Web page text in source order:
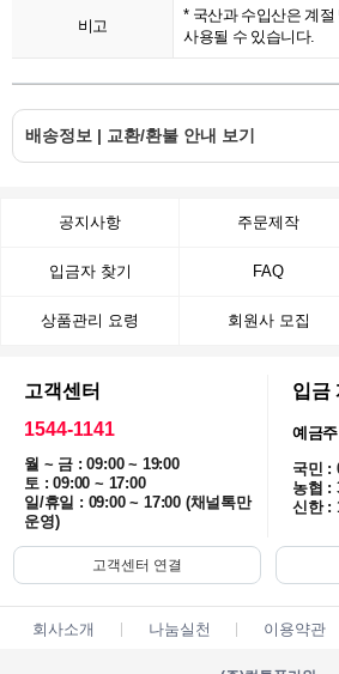
비고
* 국산과 수입산은 계
사용될 수 있습니다.
배송정보 | 교환/환불 안내 보기
공지사항 주문제작
입금자 찾기 FAQ
상품관리 요령 회원사 모집
고객센터
1544-1141
월 ~ 금 : 09:00 ~ 19:00
토 : 09:00 ~ 17:00
일/휴일 : 09:00 ~ 17:00 (채널톡만
운영)
입금
예금
국민 :
농협 :
신한 :
고객센터 연결
회사소개 나눔실천 이용약관